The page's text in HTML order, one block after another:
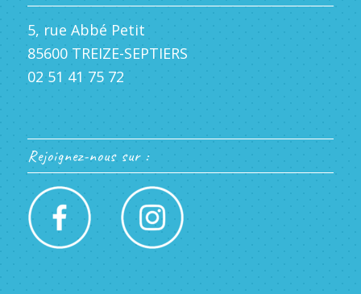
5, rue Abbé Petit
85600 TREIZE-SEPTIERS
02 51 41 75 72
Rejoignez-nous sur :